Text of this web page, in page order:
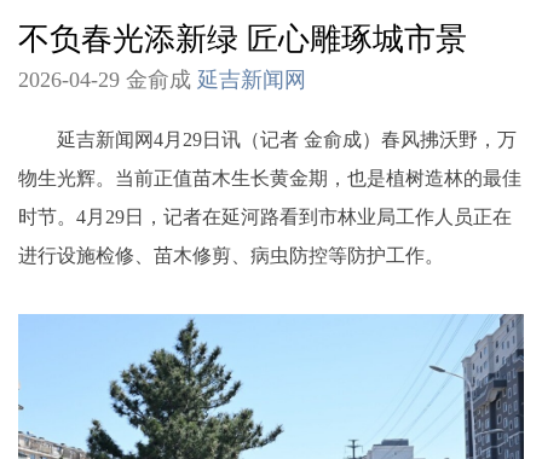
不负春光添新绿 匠心雕琢城市景
2026-04-29 金俞成 延吉新闻网
延吉新闻网4月29日讯（记者 金俞成）春风拂沃野，万
物生光辉。当前正值苗木生长黄金期，也是植树造林的最佳
时节。4月29日，记者在延河路看到市林业局工作人员正在
进行设施检修、苗木修剪、病虫防控等防护工作。